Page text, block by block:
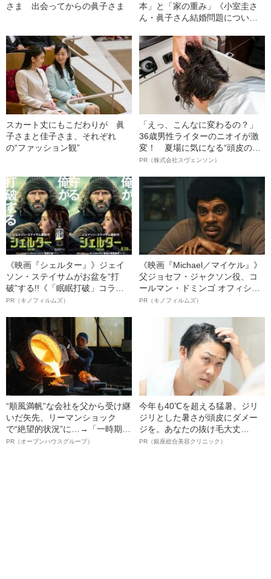
さま 出会ってからの眞子さま
本」と「家の重み」《小室圭さ
ん・眞子さん結婚問題について
スカート丈にもこだわりが 眞
子さまと佳子さま、それぞれ
の“ファッション観”
「えっ、こんなに変わるの？」
36歳男性ライターのニオイが激
変！ 夏場に気になる“頭皮のニ
オイ”や“ベタつき”を解消す
ト”が生み出した徹底ケアとは
PR（株式会社スヴェンソン）
《映画『シェルター』》ジェイ
ソン・ステイサムがお盆を“打
破”する!!《「眠眠打破」コラ
ボ》
PR（キノフィルムズ）
《映画『Michael／マイケル』》
父ジョセフ・ジャクソン役、コ
ールマン・ドミンゴ オフィシャ
ルインタビュー“観客を魅了した
語る”《日本興収70億円突破》
PR（キノフィルムズ）
“順風満帆”な会社を父から受け継
いだ矢先、リーマンショック
で“絶望的状況”に…→「一時期は
納品3年待ち」のヒット商品を生
PR（オープンハウスグループ）
今年も40℃を超える猛暑。ジリ
ジリとした暑さが頭皮にダメー
ジを。あなたの抜け毛大丈
夫！？
PR（銀座総合美容クリニック）